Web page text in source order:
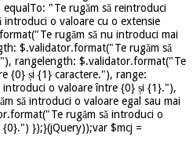
"Te rugăm să reintroduci
introduci o valoare cu o extensie
rugăm să nu introduci mai
$.validator.format("Te rugăm să
rangelength: $.validator.format("Te
{0} și {1} caractere."), range:
o valoare între {0} și {1}."),
să introduci o valoare egal sau mai
rugăm să introduci o
{0}.") });}(jQuery));var $mcj =